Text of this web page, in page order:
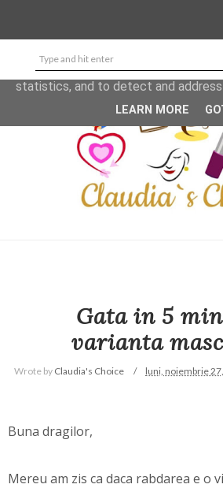
Gata in 5
varianta
Wrote by Claudia's Choice luni, noiembrie
Buna dragilor,
Mereu am zis ca daca rabdarea e o
This site uses cookies from Google
and to analyze traffic. Your IP
shared with Google along with
metrics to ensure quality of service,
statistics, and to detect and address
LEARN MORE